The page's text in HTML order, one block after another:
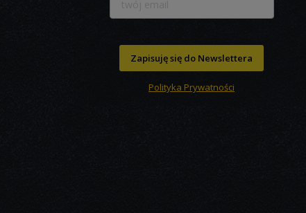
Zapisuję się do Newslettera
Polityka Prywatności